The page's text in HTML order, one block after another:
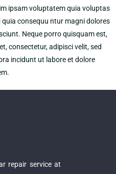
ipsam voluptatem quia voluptas
consequu ntur magni dolores
Neque porro quisquam est,
consectetur, adipisci velit, sed
incidunt ut labore et dolore
repair service at